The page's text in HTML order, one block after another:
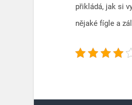
přikládá, jak si
nějaké fígle a